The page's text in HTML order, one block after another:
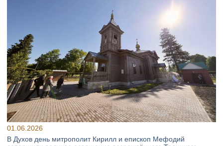
01.06.2026
В Духов день митрополит Кирилл и епископ Мефодий